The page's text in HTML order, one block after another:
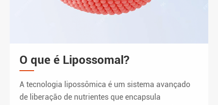
O que é Lipossomal?
A tecnologia lipossômica é um sistema avançado
de liberação de nutrientes que encapsula